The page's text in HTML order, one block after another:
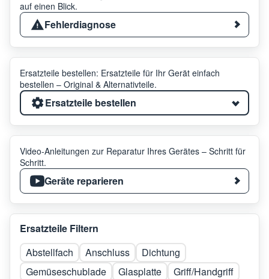
auf einen Blick.
Fehlerdiagnose
Ersatzteile bestellen: Ersatzteile für Ihr Gerät einfach
bestellen – Original & Alternativteile.
Ersatzteile bestellen
Video-Anleitungen zur Reparatur Ihres Gerätes – Schritt für
Schritt.
Geräte reparieren
Ersatzteile Filtern
Abstellfach
Anschluss
Dichtung
Gemüseschublade
Glasplatte
Griff/Handgriff